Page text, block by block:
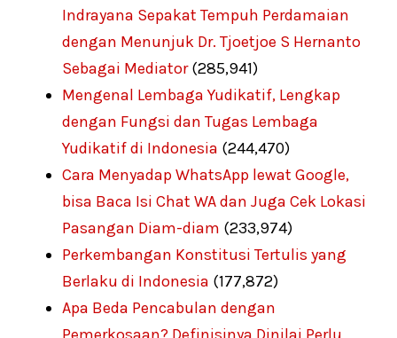
Indrayana Sepakat Tempuh Perdamaian
dengan Menunjuk Dr. Tjoetjoe S Hernanto
Sebagai Mediator (285,941)
Mengenal Lembaga Yudikatif, Lengkap
dengan Fungsi dan Tugas Lembaga
Yudikatif di Indonesia (244,470)
Cara Menyadap WhatsApp lewat Google,
bisa Baca Isi Chat WA dan Juga Cek Lokasi
Pasangan Diam-diam (233,974)
Perkembangan Konstitusi Tertulis yang
Berlaku di Indonesia (177,872)
Apa Beda Pencabulan dengan